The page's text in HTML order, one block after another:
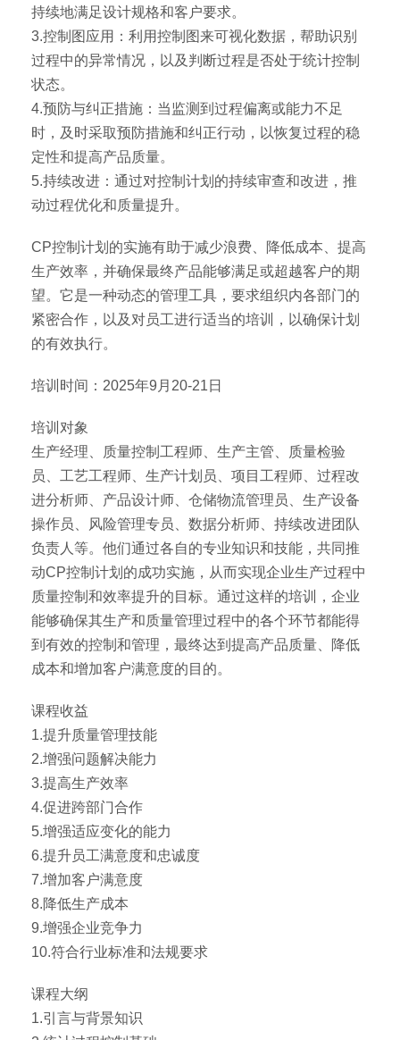
持续地满足设计规格和客户要求。
3.控制图应用：利用控制图来可视化数据，帮助识别
过程中的异常情况，以及判断过程是否处于统计控制
状态。
4.预防与纠正措施：当监测到过程偏离或能力不足
时，及时采取预防措施和纠正行动，以恢复过程的稳
定性和提高产品质量。
5.持续改进：通过对控制计划的持续审查和改进，推
动过程优化和质量提升。
CP控制计划的实施有助于减少浪费、降低成本、提高
生产效率，并确保最终产品能够满足或超越客户的期
望。它是一种动态的管理工具，要求组织内各部门的
紧密合作，以及对员工进行适当的培训，以确保计划
的有效执行。
培训时间：2025年9月20-21日
培训对象
生产经理、质量控制工程师、生产主管、质量检验
员、工艺工程师、生产计划员、项目工程师、过程改
进分析师、产品设计师、仓储物流管理员、生产设备
操作员、风险管理专员、数据分析师、持续改进团队
负责人等。他们通过各自的专业知识和技能，共同推
动CP控制计划的成功实施，从而实现企业生产过程中
质量控制和效率提升的目标。通过这样的培训，企业
能够确保其生产和质量管理过程中的各个环节都能得
到有效的控制和管理，最终达到提高产品质量、降低
成本和增加客户满意度的目的。
课程收益
1.提升质量管理技能
2.增强问题解决能力
3.提高生产效率
4.促进跨部门合作
5.增强适应变化的能力
6.提升员工满意度和忠诚度
7.增加客户满意度
8.降低生产成本
9.增强企业竞争力
10.符合行业标准和法规要求
课程大纲
1.引言与背景知识